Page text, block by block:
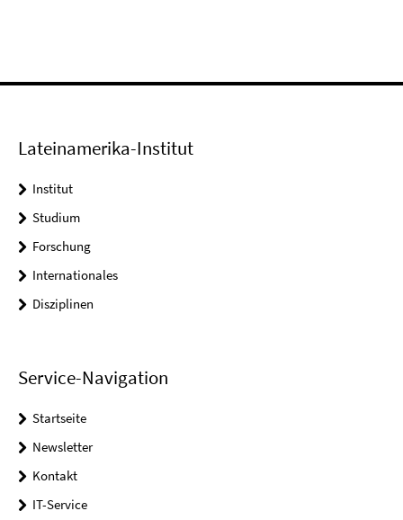
Lateinamerika-Institut
Institut
Studium
Forschung
Internationales
Disziplinen
Service-Navigation
Startseite
Newsletter
Kontakt
IT-Service